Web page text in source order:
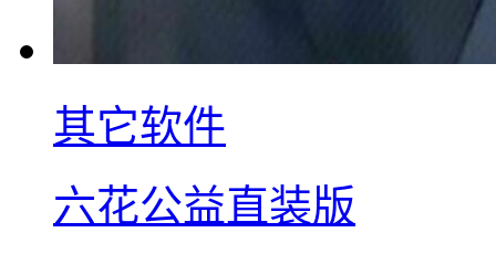
其它软件
六花公益直装版